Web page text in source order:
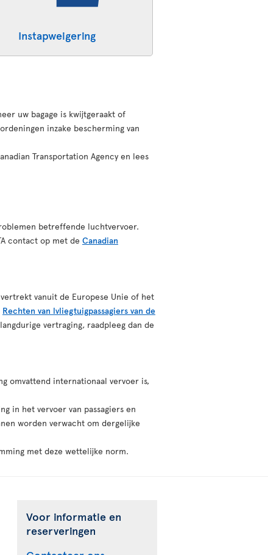
Instapweigering
uw bagage is kwijtgeraakt of
inzake bescherming van
Transportation Agency en lees
betreffende luchtvervoer.
contact op met de Canadian
vanuit de Europese Unie of het
Rechten van lvliegtuigpassagiers van de
vertraging, raadpleeg dan de
omvattend internationaal vervoer is,
in het vervoer van passagiers en
worden verwacht om dergelijke
met deze wettelijke norm.
Voor informatie en
reserveringen